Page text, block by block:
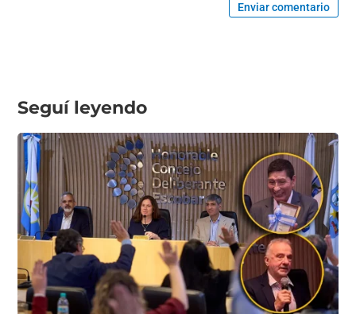
Enviar comentario
Seguí leyendo